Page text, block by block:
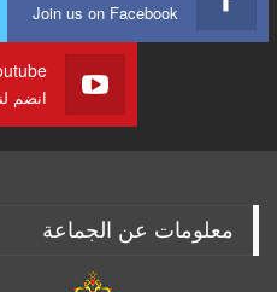
Join us on Facebook
انضم
معلومات عن الجماعة